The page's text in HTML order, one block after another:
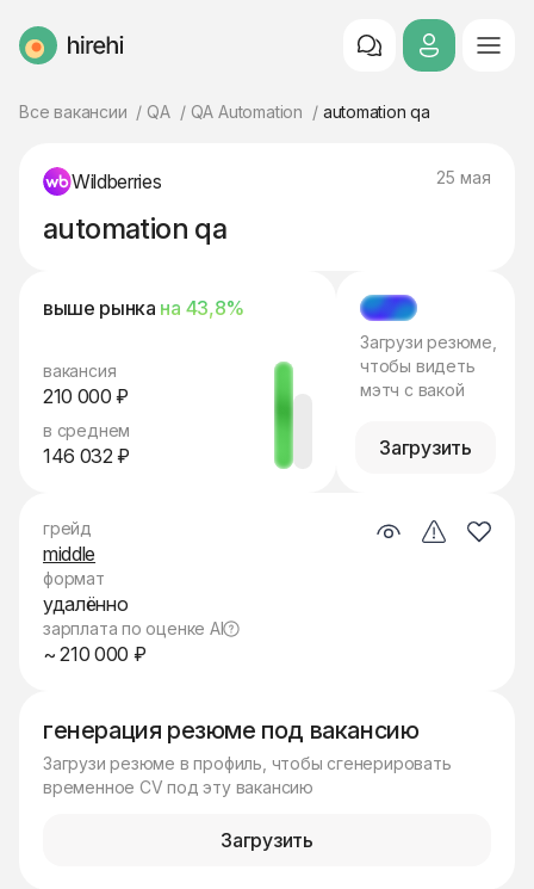
HireHi
Все вакансии QA QA Automation automation qa
Wildberries 25 мая
automation qa
выше рынка на 43,8%
вакансия
210 000 ₽
в среднем
146 032 ₽
МЭТЧ
Загрузи резюме,
чтобы видеть
мэтч с вакой
Загрузить
генерация резюме под вакансию
Загрузи резюме в профиль, чтобы сгенерировать
временное CV под эту вакансию
Загрузить
грейд
middle
формат
удалённо
зарплата по оценке AI
~ 210 000 ₽